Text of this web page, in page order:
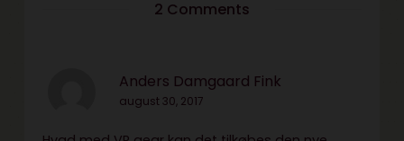
2 Comments
Anders Damgaard Fink
august 30, 2017